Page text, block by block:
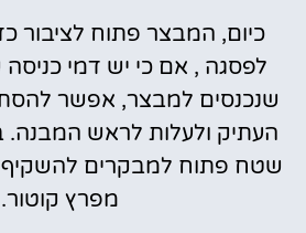
כיום, המבצר פתוח לציבור
שנכנסים למבצר, אפשר
העתיק ולעלות לראש המבנה.
שטח פתוח למבקרים להשקיף
מפרץ קוטור.